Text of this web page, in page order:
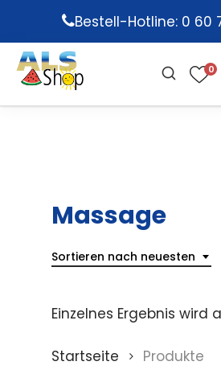
main
content
Bestell-Hotline: 0 60
0
Massage
Sortieren nach neuesten
Einzelnes Ergebnis wird
Startseite
Produkte